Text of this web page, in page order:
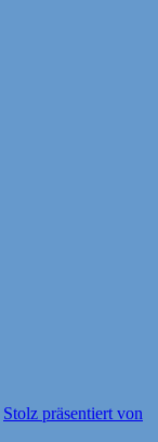
Stolz präsentiert von